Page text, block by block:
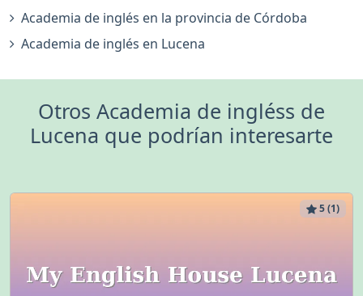
Academia de inglés en la provincia de Córdoba
Academia de inglés en Lucena
Otros Academia de ingléss de
Lucena que podrían interesarte
5 (1)